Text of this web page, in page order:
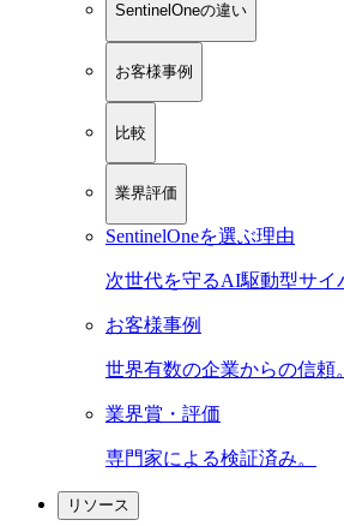
SentinelOneの違い
お客様事例
比較
業界評価
SentinelOneを選ぶ理由
次世代を守るAI駆動型サイ
お客様事例
世界有数の企業からの信頼。
業界賞・評価
専門家による検証済み。
リソース